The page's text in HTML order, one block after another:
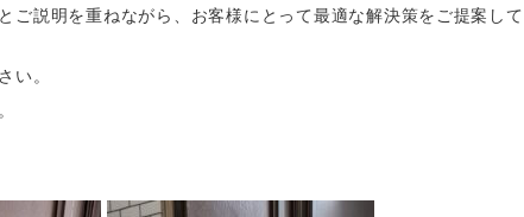
ご説明を重ねながら、お客様にとって最適な解決策をご提案し
い。